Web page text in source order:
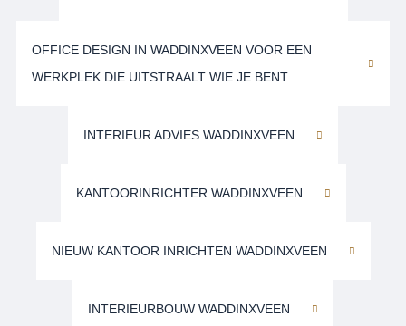
OFFICE DESIGN IN WADDINXVEEN VOOR EEN
WERKPLEK DIE UITSTRAALT WIE JE BENT
INTERIEUR ADVIES WADDINXVEEN
KANTOORINRICHTER WADDINXVEEN
NIEUW KANTOOR INRICHTEN WADDINXVEEN
INTERIEURBOUW WADDINXVEEN